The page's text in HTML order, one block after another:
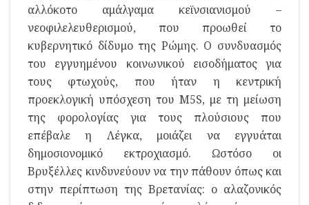
αλλόκοτο αμάλγαμα κεϊνσιανισμού –
νεοφιλελευθερισμού, που προωθεί το
κυβερνητικό δίδυμο της Ρώμης. Ο συνδυασμός
του εγγυημένου κοινωνικού εισοδήματος για
τους φτωχούς, που ήταν η κεντρική
προεκλογική υπόσχεση του Μ5S, με τη μείωση
της φορολογίας για τους πλούσιους που
επέβαλε η Λέγκα, μοιάζει να εγγυάται
δημοσιονομικό εκτροχιασμό. Ωστόσο οι
Βρυξέλλες κινδυνεύουν να την πάθουν όπως και
στην περίπτωση της Βρετανίας: ο αλαζονικός